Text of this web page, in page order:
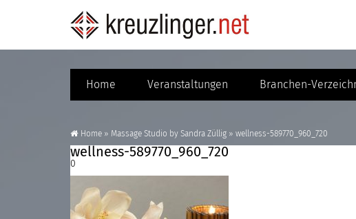
Home Veranstaltungen Branchen-
Home » Massage Studio by Sandra Züllig » wellness-589770_960_720
wellness-589770_960_720
0